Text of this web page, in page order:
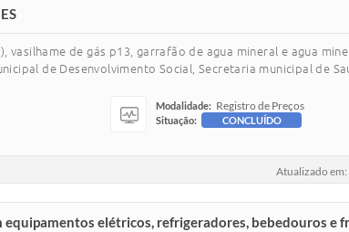
de gás p13, garrafão de agua mineral e agua
de Desenvolvimento Social, Secretaria municipal de
Modalidade: Registro de Preços
Situação: CONCLUÍDO
Atualizado
elétricos, refrigeradores, bebedouros e